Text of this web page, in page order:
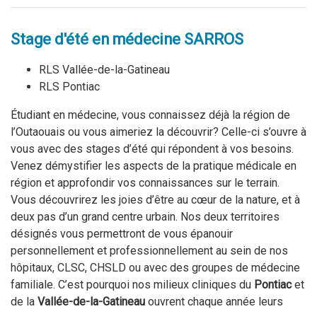
Stage d'été en médecine SARROS
RLS Vallée-de-la-Gatineau
RLS Pontiac
Étudiant en médecine, vous connaissez déjà la région de
l’Outaouais ou vous aimeriez la découvrir? Celle-ci s’ouvre à
vous avec des stages d’été qui répondent à vos besoins.
Venez démystifier les aspects de la pratique médicale en
région et approfondir vos connaissances sur le terrain.
Vous découvrirez les joies d’être au cœur de la nature, et à
deux pas d’un grand centre urbain. Nos deux territoires
désignés vous permettront de vous épanouir
personnellement et professionnellement au sein de nos
hôpitaux, CLSC, CHSLD ou avec des groupes de médecine
familiale. C’est pourquoi nos milieux cliniques du Pontiacet
de la Vallée-de-la-Gatineau ouvrent chaque année leurs